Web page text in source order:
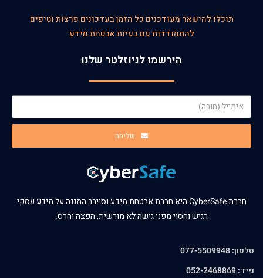
תוכלו להישאר מעודכנים כל הזמן בעדכונים פרצות וטיפים
להתמודדות עם בעיות אבטחת מידע
הירשמו לניוזלטר שלנו
שליחה
חברת CyberSafe היא חברת אבטחת מידע וסייבר המגנה על מידע עסקי
רגיש וחסוי מפני גישה לא מורשית, הפצה והרס.
טלפון: 077-5509948
נייד: 052-2468869